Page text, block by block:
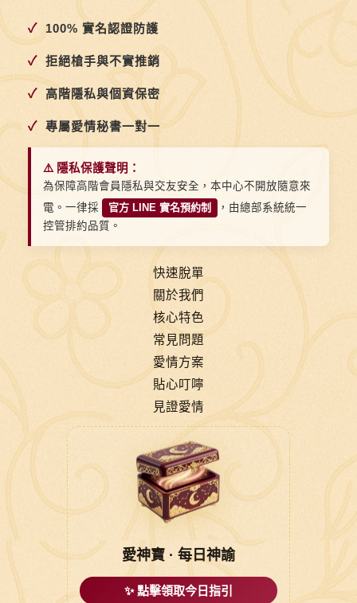
✓ 100% 實名認證防護
✓ 拒絕槍手與不實推銷
✓ 高階隱私與個資保密
✓ 專屬愛情秘書一對一
⚠️ 隱私保護聲明：
為保障高階會員隱私與交友安全，本中心不開放隨意來
電。一律採
官方 LINE 實名預約制
，由總部系統統一
控管排約品質。
快速脫單
關於我們
核心特色
常見問題
愛情方案
貼心叮嚀
見證愛情
愛神寶 · 每日神諭
✨ 點擊領取今日指引